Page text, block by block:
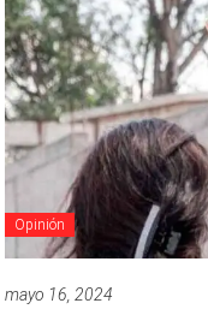
Opinión
mayo 16, 2024